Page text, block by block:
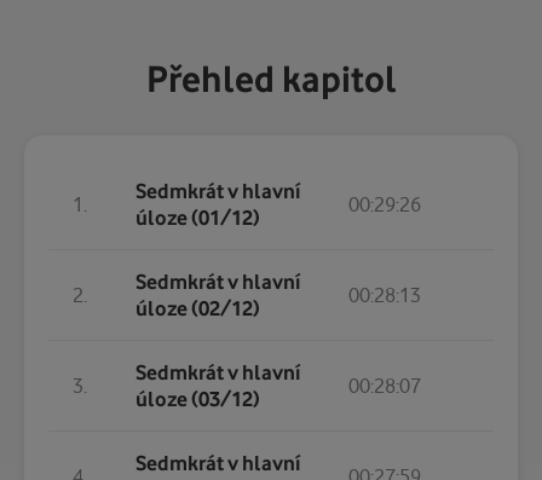
Přehled kapitol
1.
Sedmkrát v hlavní
úloze (01/12)
00:29:26
2.
Sedmkrát v hlavní
úloze (02/12)
00:28:13
3.
Sedmkrát v hlavní
úloze (03/12)
00:28:07
Sedmkrát v hlavní